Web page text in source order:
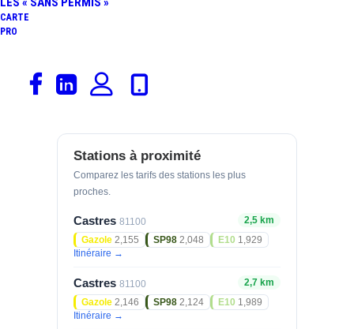
CARTE
PRO
Prix relevés le 21/07/2026 — mis à jour
automatiquement.
Stations à proximité
Comparez les tarifs des stations les plus
proches.
Castres 81100
2,5 km
Gazole 2,155 SP98 2,048 E10 1,929
Itinéraire →
Castres 81100
2,7 km
Gazole 2,146 SP98 2,124 E10 1,989
Itinéraire →